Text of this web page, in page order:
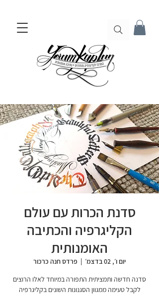
סדנת הכרות עם עולם
הקליגרפיה והכתיבה
האומנותית
יום ו׳, 02 בדצמ׳
  |
פרדס חנה כרכור
סדנה חדשה ותמציתית התפורה במיוחד לאלו הרוצים
לקבל טעימה ממגוון הסגנונות השונים בקליגרפיה